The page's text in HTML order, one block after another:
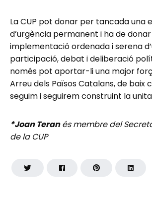
La CUP pot donar per tancada una
d’urgència permanent i ha de
implementació ordenada i serena
participació, debat i deliberació
només pot aportar-li una major
Arreu dels Països Catalans, de baix
seguim i seguirem construint la
*Joan Teranés membre del
de la CUP